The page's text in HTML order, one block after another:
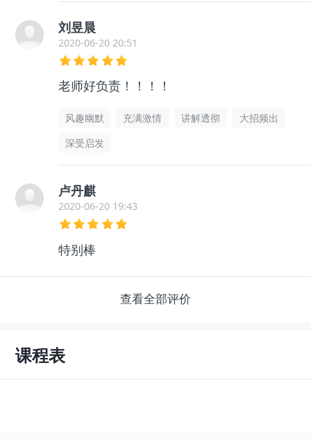
刘昱晨
2020-06-20 20:51
老师好负责！！！！
风趣幽默 充满激情 讲解透彻
大招频出
深受启发
卢丹麒
2020-06-20 19:43
特别棒
查看全部评价
课程表